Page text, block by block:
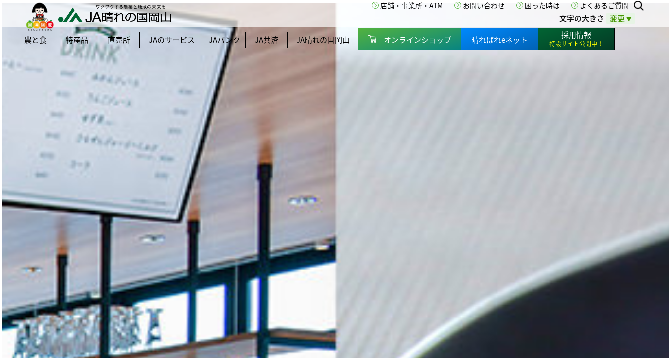
店舗・事業所・ATM お問い合わせ 困った時は よくあるご質問
文字の大きさ 変更 ▼
農と食 特産品 直売所 JAのサービス JAバンク JA共済 JA晴れの国岡山 オンラインショップ 晴ればれeネット 採用情報
特設サイト公開中！